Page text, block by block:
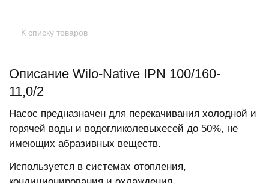
К списку товаров
Описание Wilo-Native IPN 100/160-
11,0/2
Насос предназначен для перекачивания холодной и
горячей воды и водогликолевыхесей до 50%, не
имеющих абразивных веществ.
Используется в системах отопления,